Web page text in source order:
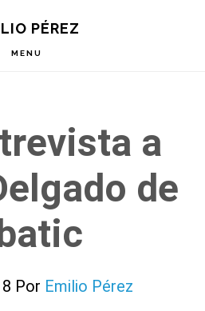
PÉREZ
MENU
a
de
Por Emilio Pérez